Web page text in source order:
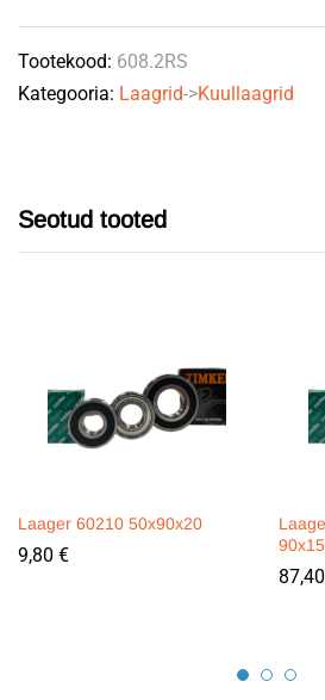
8x22x7
CODEX
quantity
Tootekood: 608.2RS
Kategooria: Laagrid->Kuullaagrid
Seotud tooted
Laager 60210 50x90x20
9,80 €
87,40